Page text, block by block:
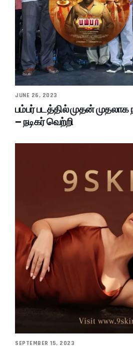
JUNE 26, 2023
பம்பர் படத்தில் முதன்
– நடிகர் வெற்றி
SEPTEMBER 15, 2023